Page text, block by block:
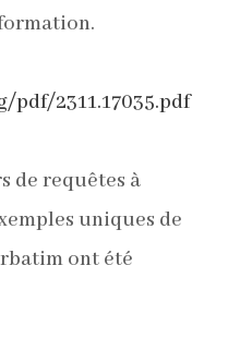
2311.17035.pdf
de requêtes à
uniques de
ont été